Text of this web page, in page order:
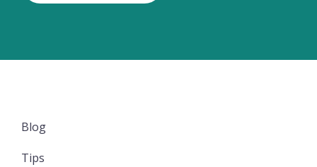
Blog
Tips